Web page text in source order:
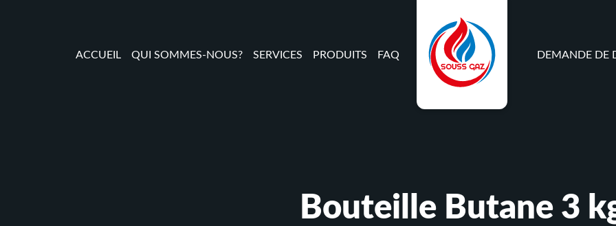
ACCUEIL QUI SOMMES-NOUS? SERVICES PRODUITS FAQ DEMANDE DE
Bouteille Butane 3